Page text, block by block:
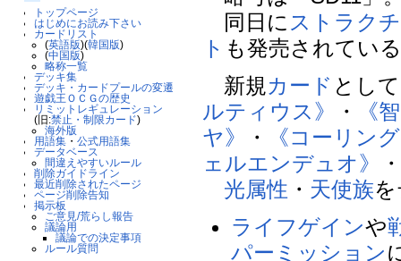
トップページ
はじめにお読み下さい
カードリスト
(英語版)(韓国版)
(中国版)
略称一覧
デッキ集
デッキ・カードプールの変遷
遊戯王ＯＣＧの歴史
リミットレギュレーション
(旧:禁止・制限カード)
海外版
用語集 ・公式用語集
データベース
間違えやすいルール
削除ガイドライン
最近削除されたページ
ページ削除告知
掲示板
ご意見/荒らし報告
議論用
議論での決定事項
ルール質問
同日に ストラク
ト も発売されてい
新規カード として
ルティウス》
・
《
ヤ》
・
《コーリン
ェルエンデュオ》
光属性 ・ 天使族
ライフゲインや
パーミッション